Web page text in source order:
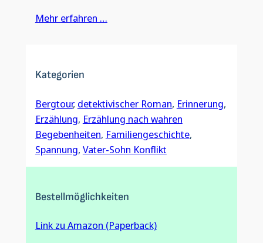
Mehr erfahren …
Kategorien
Bergtour, detektivischer Roman, Erinnerung
Erzählung, Erzählung nach wahren
Begebenheiten, Familiengeschichte
Spannung, Vater-Sohn Konflikt
Bestellmöglichkeiten
Link zu Amazon (Paperback)